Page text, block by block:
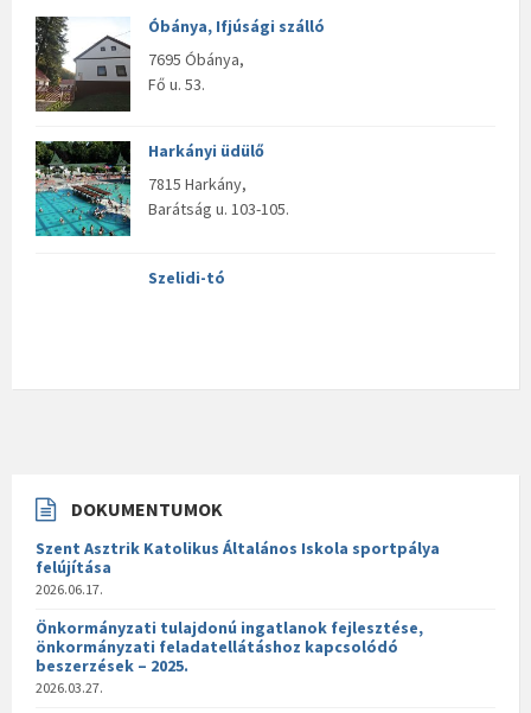
Óbánya, Ifjúsági szálló
7695 Óbánya,
Fő u. 53.
Harkányi üdülő
7815 Harkány,
Barátság u. 103-105.
Szelidi-tó
DOKUMENTUMOK
Szent Asztrik Katolikus Általános Iskola sportpálya
felújítása
2026.06.17.
Önkormányzati tulajdonú ingatlanok fejlesztése,
önkormányzati feladatellátáshoz kapcsolódó
beszerzések – 2025.
2026.03.27.